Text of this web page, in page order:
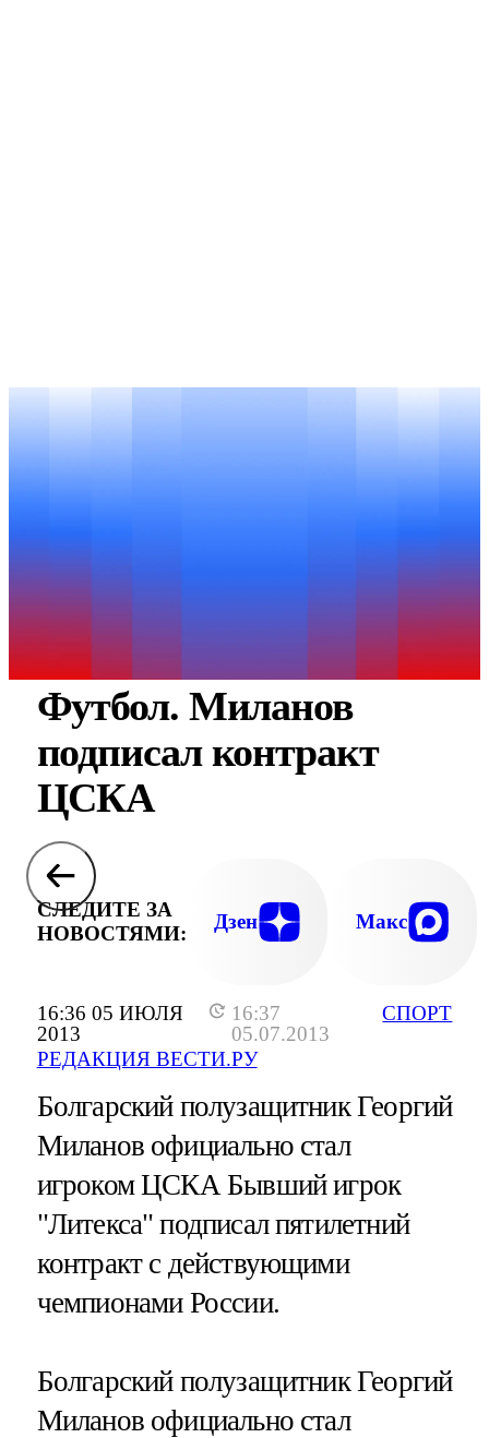
16:36 05 ИЮЛЯ
2013
16:37
05.07.2013
РЕДАКЦИЯ ВЕСТИ.РУ
СПОРТ
Футбол. Миланов
подписал контракт
ЦСКА
СЛЕДИТЕ ЗА
НОВОСТЯМИ:
Дзен Макс
Болгарский полузащитник Георгий
Миланов официально стал
игроком ЦСКА Бывший игрок
"Литекса" подписал пятилетний
контракт с действующими
чемпионами России.
Болгарский полузащитник Георгий
Миланов официально стал